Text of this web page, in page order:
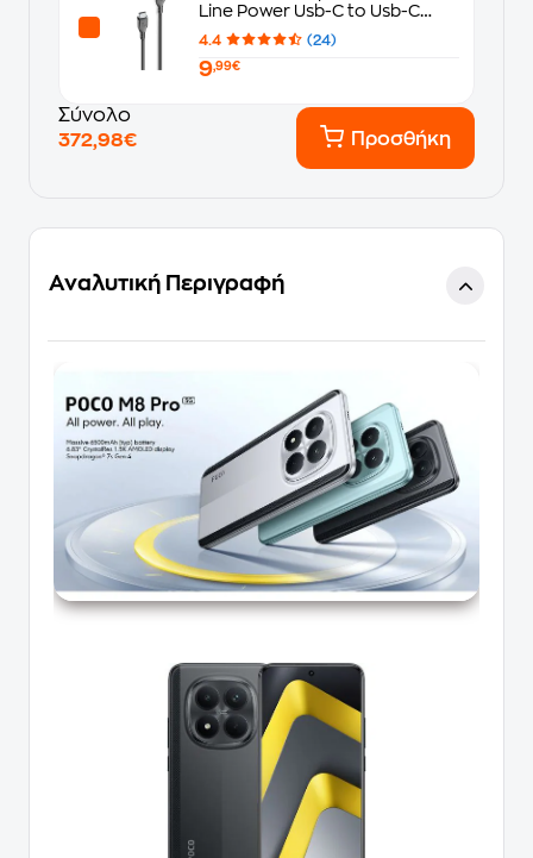
Line Power Usb-C to Usb-C
1.2m - Black
4.4 (24)
9,99€
Σύνολο
372,98€
Προσθήκη
Αναλυτική Περιγραφή